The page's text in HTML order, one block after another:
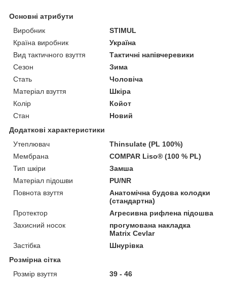
Основні атрибути
Виробник
STIMUL
Країна виробник
Україна
Вид тактичного взуття
Тактичні напівчеревики
Сезон
Зима
Стать
Чоловіча
Матеріал взуття
Шкіра
Колір
Койот
Стан
Новий
Додаткові характеристики
Утеплювач
Thinsulate (PL 100%)
Мембрана
COMPAR Liso® (100 % PL)
Тип шкіри
Замша
Матеріал підошви
PU/NR
Повнота взуття
Анатомічна будова колодки
(стандартна)
Протектор
Агресивна рифлена підошва
Захисний носок
прогумована накладка
Matrix Cevlar
Застібка
Шнурівка
Розмірна сітка
Розмір взуття
39 - 46